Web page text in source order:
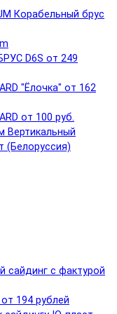
Корабельный брус
D6S от 249
"Ёлочка" от 162
от 100 руб.
Вертикальный
(Белоруссия)
сайдинг с фактурой
194 рублей